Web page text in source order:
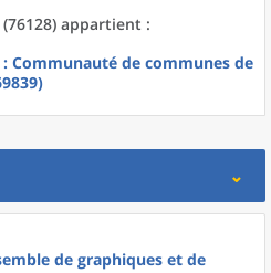
appartient :
: Communauté de communes de
de graphiques et de